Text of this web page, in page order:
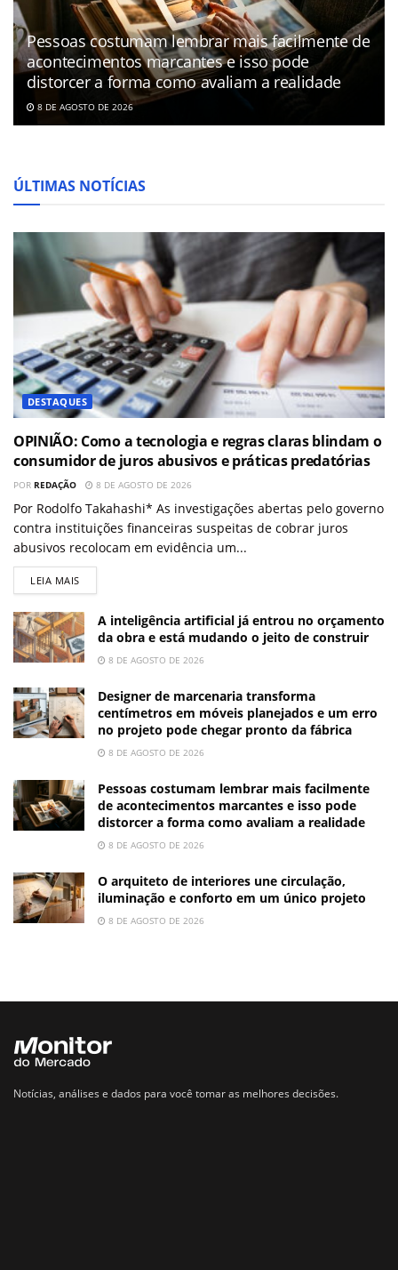
Pessoas costumam lembrar mais facilmente de
acontecimentos marcantes e isso pode
distorcer a forma como avaliam a realidade
8 DE AGOSTO DE 2026
ÚLTIMAS NOTÍCIAS
DESTAQUES
OPINIÃO: Como a tecnologia e regras claras blindam o
consumidor de juros abusivos e práticas predatórias
POR REDAÇÃO 8 DE AGOSTO DE 2026
Por Rodolfo Takahashi* As investigações abertas pelo governo
contra instituições financeiras suspeitas de cobrar juros
abusivos recolocam em evidência um...
LEIA MAIS
A inteligência artificial já entrou no orçamento
da obra e está mudando o jeito de construir
8 DE AGOSTO DE 2026
Designer de marcenaria transforma
centímetros em móveis planejados e um erro
no projeto pode chegar pronto da fábrica
8 DE AGOSTO DE 2026
Pessoas costumam lembrar mais facilmente
de acontecimentos marcantes e isso pode
distorcer a forma como avaliam a realidade
8 DE AGOSTO DE 2026
O arquiteto de interiores une circulação,
iluminação e conforto em um único projeto
8 DE AGOSTO DE 2026
Notícias, análises e dados para você tomar as melhores decisões.